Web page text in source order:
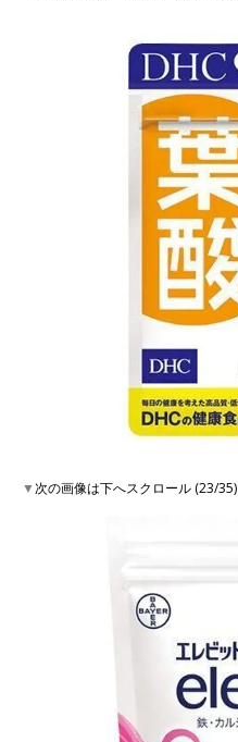
▼次の画像は下へスクロール (23/35)